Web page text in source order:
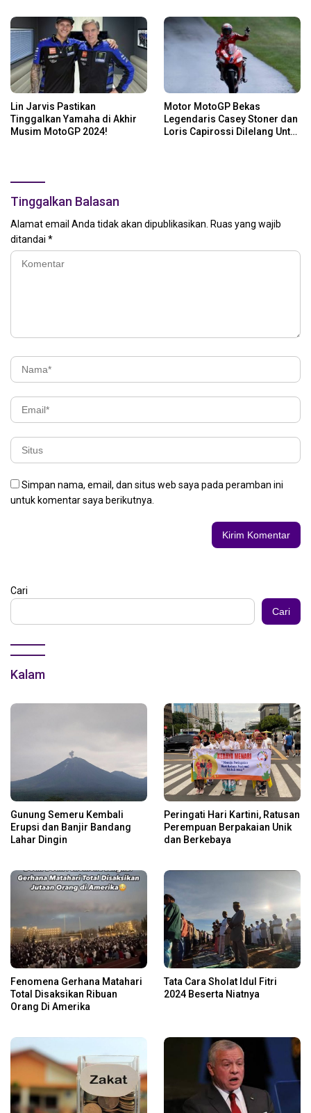
Lin Jarvis Pastikan
Tinggalkan Yamaha di Akhir
Musim MotoGP 2024!
Motor MotoGP Bekas
Legendaris Casey Stoner dan
Loris Capirossi Dilelang Untuk
Tinggalkan Balasan
Alamat email Anda tidak akan dipublikasikan. Ruas yang wajib
ditandai *
Simpan nama, email, dan situs web saya pada peramban ini
untuk komentar saya berikutnya.
Cari
Cari
Kalam
Gunung Semeru Kembali
Erupsi dan Banjir Bandang
Lahar Dingin
Peringati Hari Kartini, Ratusan
Perempuan Berpakaian Unik
dan Berkebaya
Fenomena Gerhana Matahari
Total Disaksikan Ribuan
Orang Di Amerika
Tata Cara Sholat Idul Fitri
2024 Beserta Niatnya